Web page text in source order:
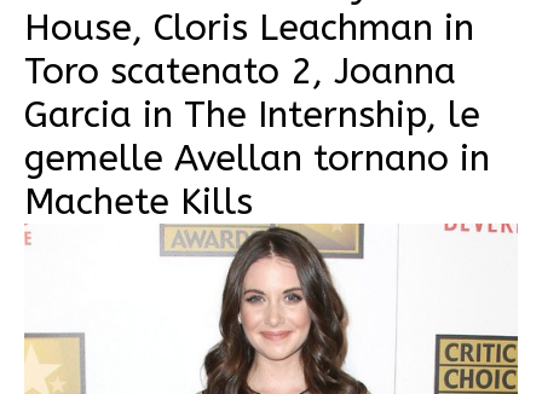
House, Cloris Leachman in
Toro scatenato 2, Joanna
Garcia in The Internship, le
gemelle Avellan tornano in
Machete Kills